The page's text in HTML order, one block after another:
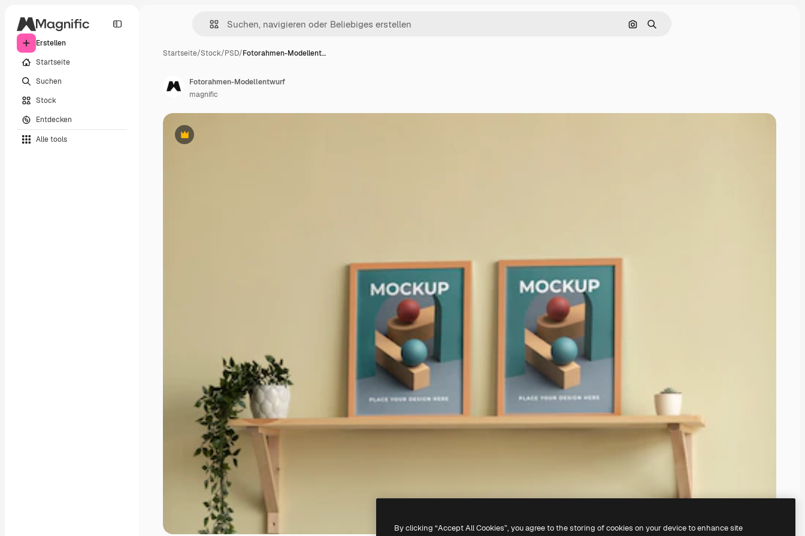
Erstellen
Startseite
Suchen
Stock
Entdecken
Alle tools
Nach Bild suchen
Suchen
Startseite/Stock/PSD/Fotorahmen-Modellent…
Premium
Fotorahmen-Modellentwurf
magnific
By clicking “Accept All Cookies”, you agree to the storing of cookies on your device to enhance site